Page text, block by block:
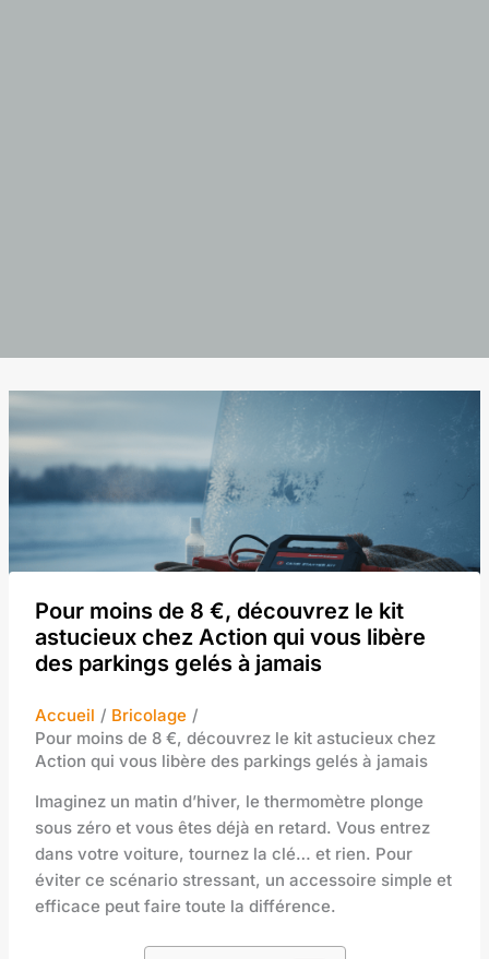
Pour moins de 8 €, découvrez le kit
astucieux chez Action qui vous libère
des parkings gelés à jamais
Accueil
Bricolage
Pour moins de 8 €, découvrez le kit astucieux chez
Action qui vous libère des parkings gelés à jamais
Imaginez un matin d’hiver, le thermomètre plonge
sous zéro et vous êtes déjà en retard. Vous entrez
dans votre voiture, tournez la clé… et rien. Pour
éviter ce scénario stressant, un accessoire simple et
efficace peut faire toute la différence.